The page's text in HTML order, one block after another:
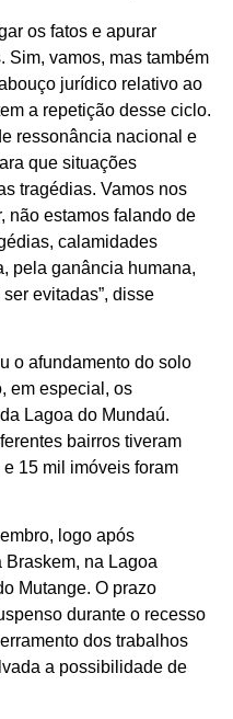
os fatos e apurar
Sim, vamos, mas também
jurídico relativo ao
a repetição desse ciclo.
ressonância nacional e
que situações
tragédias. Vamos nos
não estamos falando de
calamidades
pela ganância humana,
evitadas”, disse
o afundamento do solo
em especial, os
Lagoa do Mundaú.
bairros tiveram
15 mil imóveis foram
logo após
Braskem, na Lagoa
Mutange. O prazo
durante o recesso
dos trabalhos
a possibilidade de